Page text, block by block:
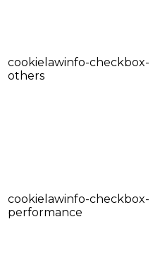
cookielawinfo-checkbox-
others
cookielawinfo-checkbox-
performance